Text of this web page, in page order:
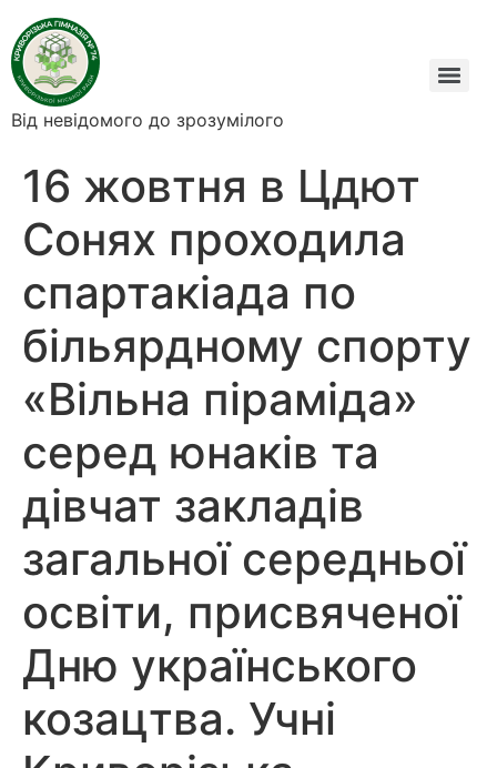
Від невідомого до зрозумілого
16 жовтня в Цдют
Сонях проходила
спартакіада по
більярдному спорту
«Вільна піраміда»
серед юнаків та
дівчат закладів
загальної середньої
освіти, присвяченої
Дню українського
козацтва. Учні